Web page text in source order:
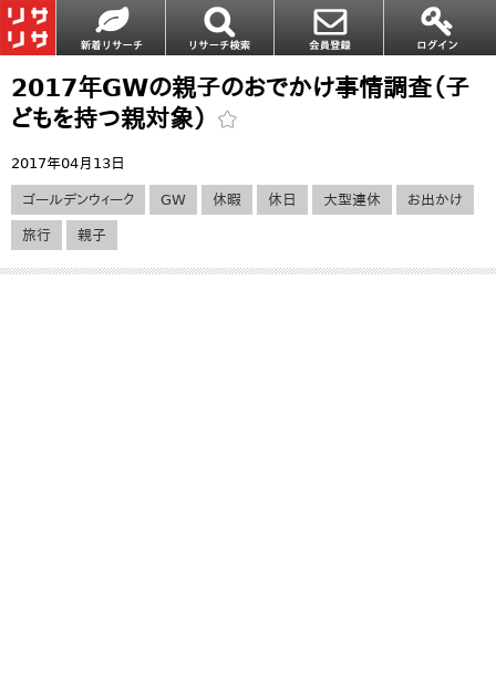
2017年GWの親子のおでかけ事情調査（子
どもを持つ親対象）
2017年04月13日
ゴールデンウィーク GW 休暇 休日 大型連休 お出かけ
旅行 親子